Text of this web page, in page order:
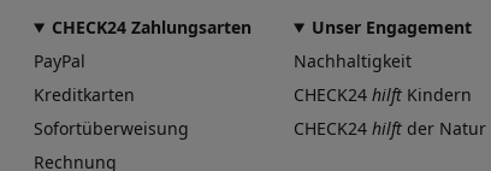
CHECK24 Zahlungsarten
PayPal
Kreditkarten
Sofortüberweisung
Rechnung
Unser Engagement
Nachhaltigkeit
CHECK24 hilft Kindern
CHECK24 hilft der Natur